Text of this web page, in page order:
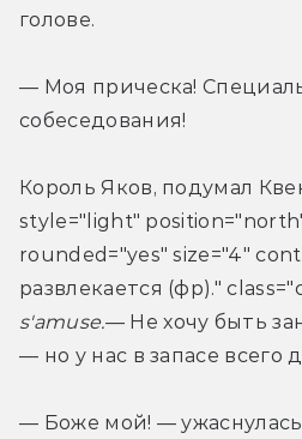
голове.
— Моя прическа!
собеседования!
Король Яков, подумал
style="light"
rounded="yes" size="4"
развлекается (фр)."
s'amuse.— Не хочу быть
— но у нас в запасе всего
— Боже мой! —